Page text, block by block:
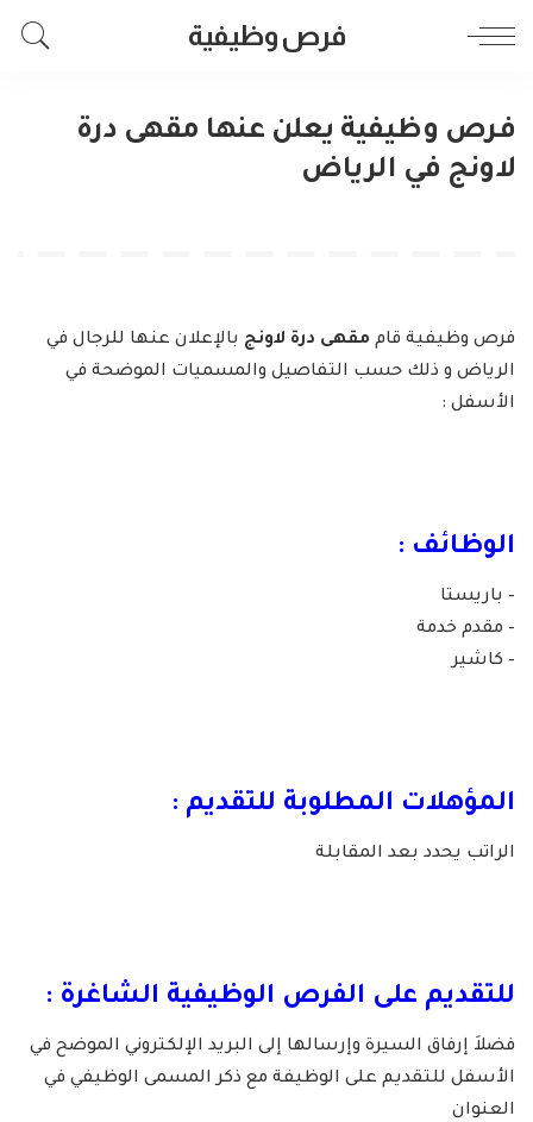
فرص وظيفية
فرص وظيفية يعلن عنها مقهى درة
لاونج في الرياض
فرص وظيفية قام مقهى درة لاونج بالإعلان عنها للرجال في
الرياض و ذلك حسب التفاصيل والمسميات الموضحة في
الأسفل :
الوظائف :
– باريستا
– مقدم خدمة
– كاشير
المؤهلات المطلوبة للتقديم :
الراتب يحدد بعد المقابلة
للتقديم على الفرص الوظيفية الشاغرة :
فضلاَ إرفاق السيرة وإرسالها إلى البريد الإلكتروني الموضح في
الأسفل للتقديم على الوظيفة مع ذكر المسمى الوظيفي في
العنوان